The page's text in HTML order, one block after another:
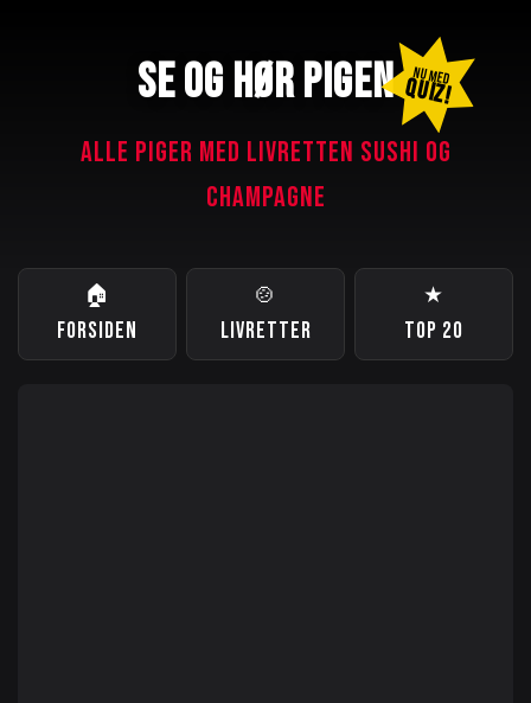
SE OG HØR PIGEN NU MED
QUIZ!
ALLE PIGER MED LIVRETTEN SUSHI OG
CHAMPAGNE
🏠
FORSIDEN
🍲
LIVRETTER
★
TOP 20